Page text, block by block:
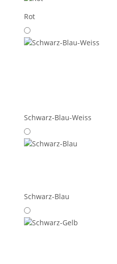
Rot
Schwarz-Blau-Weiss
Schwarz-Blau